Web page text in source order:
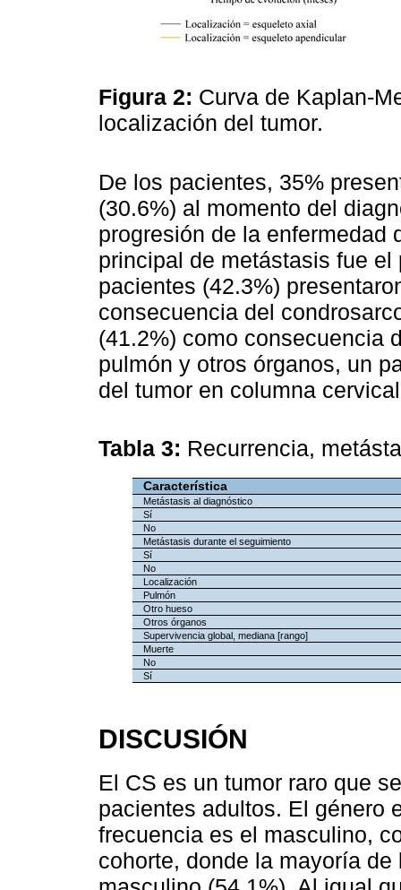
Figura 2: Curva de Kaplan-
localización del tumor.
De los pacientes, 35%
(30.6%) al momento del
progresión de la enfermedad
principal de metástasis fue
pacientes (42.3%)
consecuencia del
(41.2%) como consecuencia
pulmón y otros órganos, un
del tumor en columna
Tabla 3: Recurrencia,
Característica
Metástasis al diagnóstico
Sí
No
Metástasis durante el seguimiento
Sí
No
Localización
Pulmón
Otro hueso
Otros órganos
Supervivencia global, mediana [rango]
Muerte
No
Sí
DISCUSIÓN
El CS es un tumor raro que
pacientes adultos. El género
frecuencia es el masculino,
cohorte, donde la mayoría